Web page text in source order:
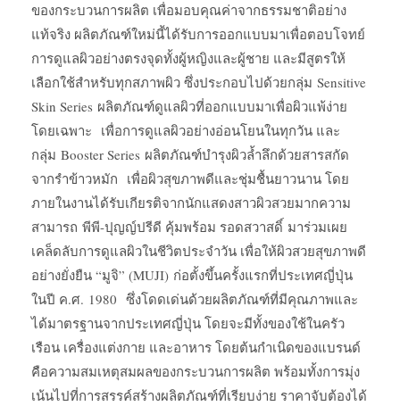
ของกระบวนการผลิต เพื่อมอบคุณค่าจากธรรมชาติอย่าง
แท้จริง ผลิตภัณฑ์ใหม่นี้ได้รับการออกแบบมาเพื่อตอบโจทย์
การดูแลผิวอย่างตรงจุดทั้งผู้หญิงและผู้ชาย และมีสูตรให้
เลือกใช้สำหรับทุกสภาพผิว ซึ่งประกอบไปด้วยกลุ่ม Sensitive
Skin Series ผลิตภัณฑ์ดูแลผิวที่ออกแบบมาเพื่อผิวแพ้ง่าย
โดยเฉพาะ เพื่อการดูแลผิวอย่างอ่อนโยนในทุกวัน และ
กลุ่ม Booster Series ผลิตภัณฑ์บำรุงผิวล้ำลึกด้วยสารสกัด
จากรำข้าวหมัก เพื่อผิวสุขภาพดีและชุ่มชื้นยาวนาน โดย
ภายในงานได้รับเกียรติจากนักแสดงสาวผิวสวยมากความ
สามารถ พีพี-ปุญญ์ปรีดี คุ้มพร้อม รอดสวาสดิ์ มาร่วมเผย
เคล็ดลับการดูแลผิวในชีวิตประจำวัน เพื่อให้ผิวสวยสุขภาพดี
อย่างยั่งยืน “มูจิ” (MUJI) ก่อตั้งขึ้นครั้งแรกที่ประเทศญี่ปุ่น
ในปี ค.ศ. 1980 ซึ่งโดดเด่นด้วยผลิตภัณฑ์ที่มีคุณภาพและ
ได้มาตรฐานจากประเทศญี่ปุ่น โดยจะมีทั้งของใช้ในครัว
เรือน เครื่องแต่งกาย และอาหาร โดยต้นกำเนิดของแบรนด์
คือความสมเหตุสมผลของกระบวนการผลิต พร้อมทั้งการมุ่ง
เน้นไปที่การสรรค์สร้างผลิตภัณฑ์ที่เรียบง่าย ราคาจับต้องได้